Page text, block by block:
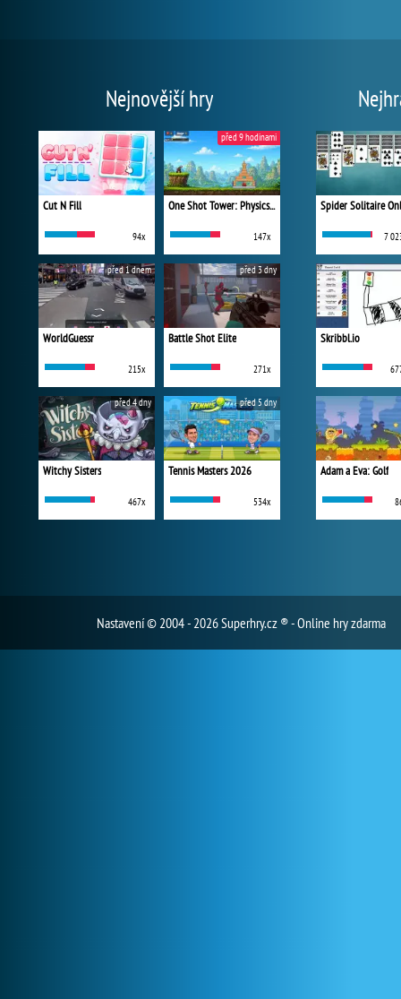
Nejnovější hry
Cut N Fill
94x
One Shot Tower: Physics Destroyer
147x
před 9 hodinami
WorldGuessr
215x
před 1 dnem
Battle Shot Elite
271x
před 3 dny
Witchy Sisters
467x
před 4 dny
Tennis Masters 2026
534x
před 5 dny
Spider Solitaire
7
Skribbl.io
Adam a Eva: Golf
Nastavení© 2004 - 2026 Superhry.cz ® - Online hry zdarma